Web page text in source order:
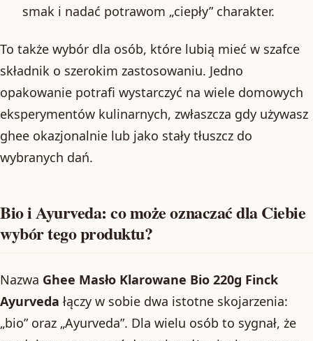
smak i nadać potrawom „ciepły” charakter.
To także wybór dla osób, które lubią mieć w szafce
składnik o szerokim zastosowaniu. Jedno
opakowanie potrafi wystarczyć na wiele domowych
eksperymentów kulinarnych, zwłaszcza gdy używasz
ghee okazjonalnie lub jako stały tłuszcz do
wybranych dań.
Bio i Ayurveda: co może oznaczać dla Ciebie
wybór tego produktu?
Nazwa Ghee Masło Klarowane Bio 220g Finck
Ayurveda łączy w sobie dwa istotne skojarzenia:
„bio” oraz „Ayurveda”. Dla wielu osób to sygnał, że